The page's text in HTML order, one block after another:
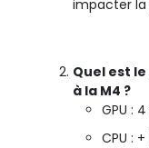
impacter
Quel est
à la M4 ?
GPU :
CPU :